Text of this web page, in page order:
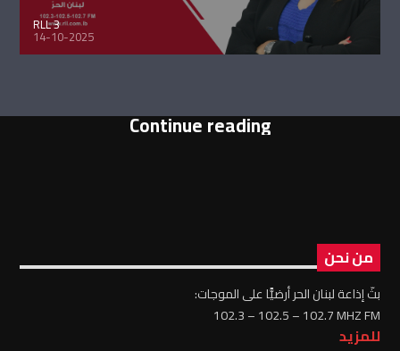
RLL 3
14-10-2025
Continue reading
من نحن
بثّ إذاعة لبنان الحر أرضيًّا على الموجات:
102.3 – 102.5 – 102.7 MHZ FM
للمزيد